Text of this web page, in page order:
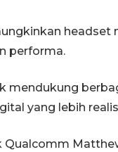
headset
performa.
mendukung
yang lebih
Qualcomm